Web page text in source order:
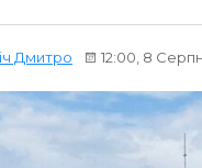
Дмитро 12:00, 8